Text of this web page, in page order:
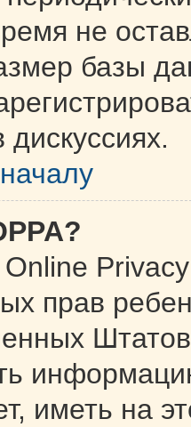
не
базы
дискуссиях.
прав
иметь на